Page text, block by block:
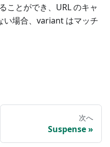
ことができ、URL のキャ
い場合、variant はマッチ
次へ
Suspense